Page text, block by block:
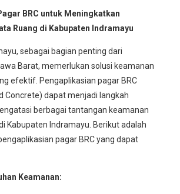
BRC untuk Meningkatkan
Ruang di Kabupaten Indramayu
sebagai bagian penting dari
Barat, memerlukan solusi keamanan
efektif. Pengaplikasian pagar BRC
Concrete) dapat menjadi langkah
berbagai tantangan keamanan
Kabupaten Indramayu. Berikut adalah
pagar BRC yang dapat
Keamanan: